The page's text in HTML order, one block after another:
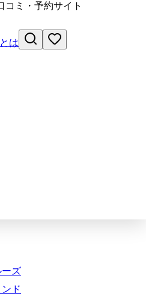
コミ・予約サイト
は
ズ
ド